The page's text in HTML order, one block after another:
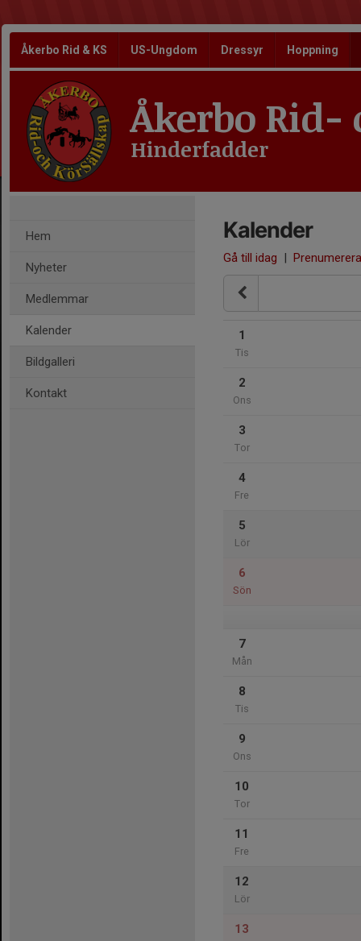
Åkerbo Rid & KS US-Ungdom Dressyr Hoppning
Åkerbo Rid-
Hinderfadder
Hem
Nyheter
Medlemmar
Kalender
Bildgalleri
Kontakt
Kalender
Gå till idag | Prenumerera
1
Tis
2
Ons
3
Tor
4
Fre
5
Lör
6
Sön
7
Mån
8
Tis
9
Ons
10
Tor
11
Fre
12
Lör
13